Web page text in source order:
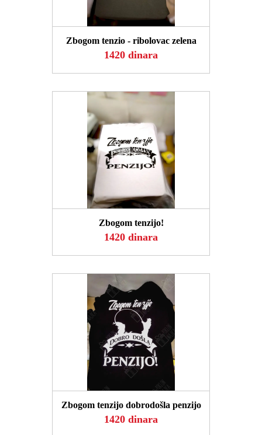
Zbogom tenzio - ribolovac zelena
1420 dinara
POGLEDAJ
Zbogom tenzijo!
1420 dinara
POGLEDAJ
Zbogom tenzijo dobrodošla penzijo
1420 dinara